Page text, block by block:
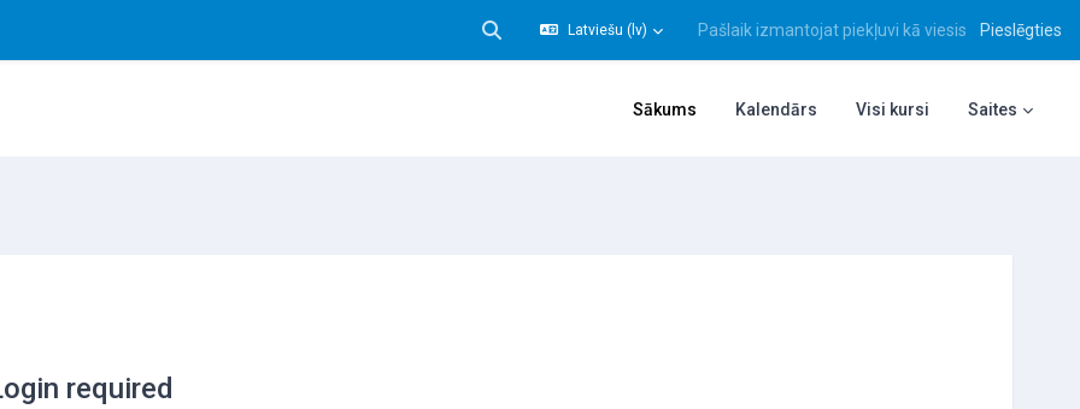
Pārslēgt meklēšanas ievadi
Latviešu ‎(lv)‎ Pašlaik izmantojat piekļuvi kā viesis Pieslēgties
Sākums Kalendārs Visi kursi Saites
required